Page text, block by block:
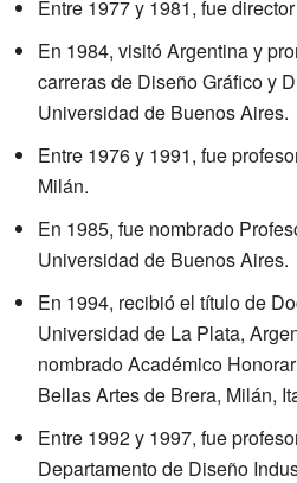
Entre 1977 y 1981, fue
En 1984, visitó Argentina y
carreras de Diseño Gráfico y
Universidad de Buenos Aires.
Entre 1976 y 1991, fue
Milán.
En 1985, fue nombrado
Universidad de Buenos Aires.
En 1994, recibió el título de
Universidad de La Plata,
nombrado Académico
Bellas Artes de Brera, Milán,
Entre 1992 y 1997, fue
Departamento de Diseño